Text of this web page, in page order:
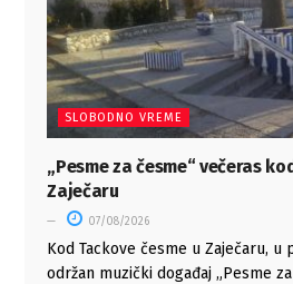
SLOBODNO VREME
„Pesme za česme“ večeras
Zaječaru
07/08/2026
Kod Tackove česme u Zaječaru, u
održan muzički događaj „Pesme